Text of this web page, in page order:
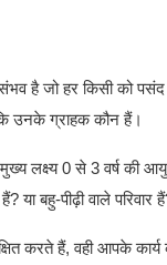
है जो हर किसी को
कि उनके ग्राहक कौन हैं।
मुख्य लक्ष्य 0 से 3 वर्ष की
या बहु-पीढ़ी वाले परिवार
करते हैं, वही आपके कार्य